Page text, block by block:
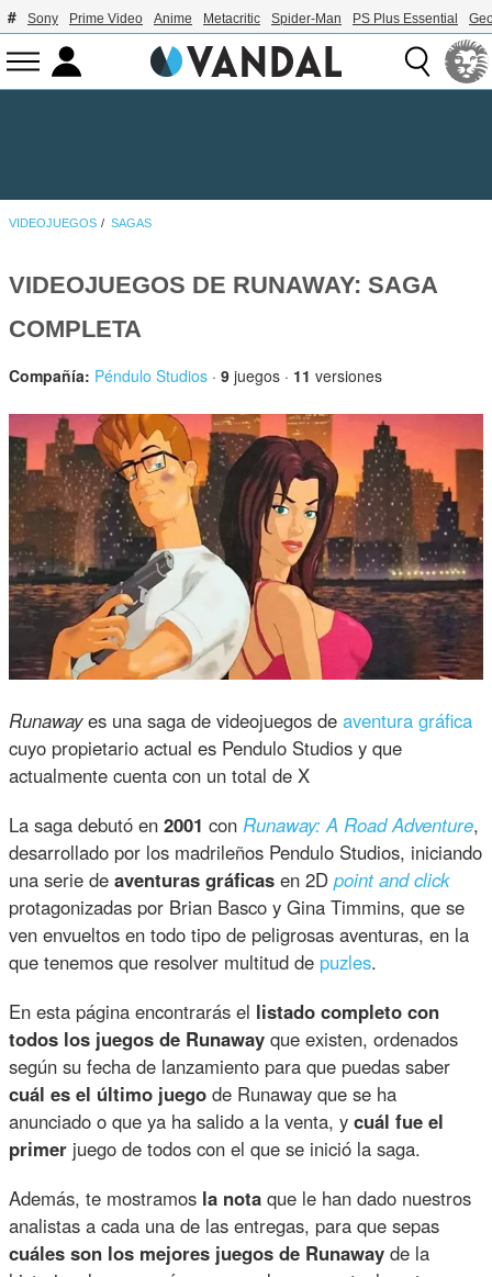
Sony Prime Video Anime Metacritic Spider-Man PS Plus Essential
VIDEOJUEGOS SAGAS
VIDEOJUEGOS DE RUNAWAY: SAGA
COMPLETA
Compañía: Péndulo Studios ·9 juegos · 11 versiones
Runawayes una saga de videojuegos deaventura gráfica
cuyo propietario actual es Pendulo Studios y que
actualmente cuenta con un total de X
La saga debutó en2001 conRunaway: A Road Adventure,
desarrollado por los madrileños Pendulo Studios, iniciando
una serie deaventuras gráficas en 2Dpoint and click
protagonizadas por Brian Basco y Gina Timmins, que se
ven envueltos en todo tipo de peligrosas aventuras, en la
que tenemos que resolver multitud de puzles.
En esta página encontrarás el listado completo con
todos los juegos de Runaway que existen, ordenados
según su fecha de lanzamiento para que puedas saber
cuál es el último juego de Runaway que se ha
anunciado o que ya ha salido a la venta, ycuál fue el
primer juego de todos con el que se inició la saga.
Además, te mostramos la nota que le han dado nuestros
analistas a cada una de las entregas, para que sepas
cuáles son los mejores juegos de Runaway de la